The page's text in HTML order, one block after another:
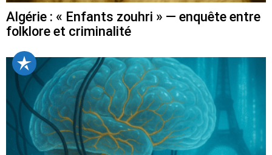
Algérie : « Enfants zouhri » — enquête entre
folklore et criminalité